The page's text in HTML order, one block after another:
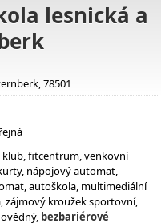
lesnická a
78501
fitcentrum, venkovní
nápojový automat,
autoškola, multimediální
zájmový kroužek sportovní,
bezbariérové